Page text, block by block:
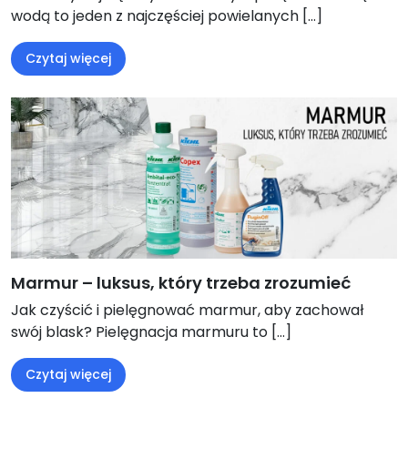
wodą to jeden z najczęściej powielanych […]
Czytaj więcej
Marmur – luksus, który trzeba zrozumieć
Jak czyścić i pielęgnować marmur, aby zachował
swój blask? Pielęgnacja marmuru to […]
Czytaj więcej